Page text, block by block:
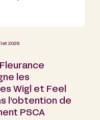
2026
les
Wigl et Feel
l’obtention de
PSCA